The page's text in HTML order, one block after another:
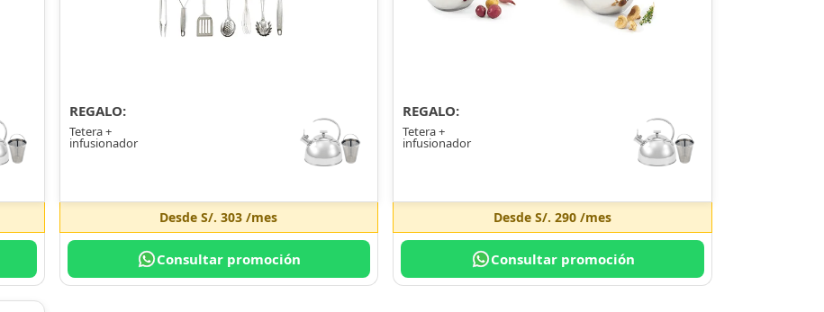
REGALO:
Tetera +
infusionador
DesdeS/. 303 /mes
Consultar promoción
REGALO:
Tetera +
infusionador
DesdeS/. 290 /mes
Consultar promoción